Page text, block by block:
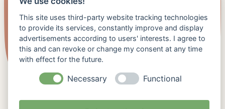
This site uses third-party website tracking technologies
to provide its services, constantly improve and display
advertisements according to users' interests. I agree to
this and can revoke or change my consent at any time
with effect for the future.
Necessary Functional